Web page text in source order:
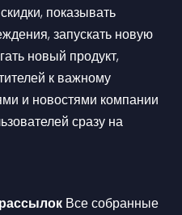
показывать
запускать новую
новый продукт,
к важному
и новостями компании
сразу на
Все собранные